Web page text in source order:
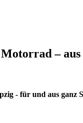
– aus
- für und aus ganz